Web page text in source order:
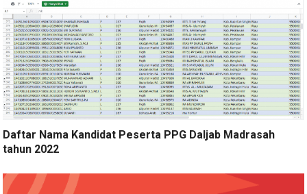
Daftar Nama Kandidat Peserta PPG Daljab Madrasah
tahun 2022